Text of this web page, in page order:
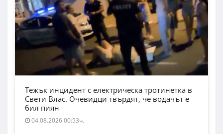
Тежък инцидент с електрическа тротинетка в
Свети Влас. Очевидци твърдят, че водачът е
бил пиян
04.08.2026 00:53ч.